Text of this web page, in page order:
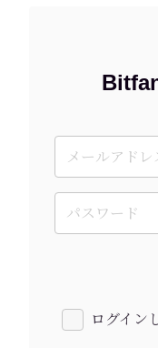
ログイン